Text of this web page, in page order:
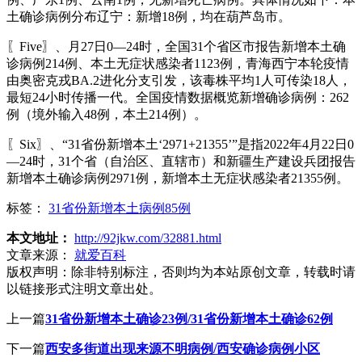
土确诊病例分布辽宁：新增18例，均在葫芦岛市。
〖Five〗、月27日0—24时，全国31个省区市报告新增本土确
诊病例214例、本土无症状感染者1123例，青海西宁本轮疫情
由奥密克戎BA.2进化分支引发，该毒株平均1人可传染18人，
最短24小时传播一代。全国疫情数据概览新增确诊病例：262
例（境外输入48例，本土214例）。
〖Six〗、“31省份新增本土‘2971+21355’”是指2022年4月22日0
—24时，31个省（自治区、直辖市）和新疆生产建设兵团报告
新增本土确诊病例2971例，新增本土无症状感染者21355例。
标签： 31省份新增本土病例85例
本文地址： http://92jkw.com/32881.html
文章来源：
就爱百科
版权声明： 除非特别标注，否则均为本站原创文章，转载时请
以链接形式注明文章出处。
上一篇31省份新增本土确诊23例/31省份新增本土确诊62例
下一篇西安多街道出现来源不明病例/西安确诊病例小区